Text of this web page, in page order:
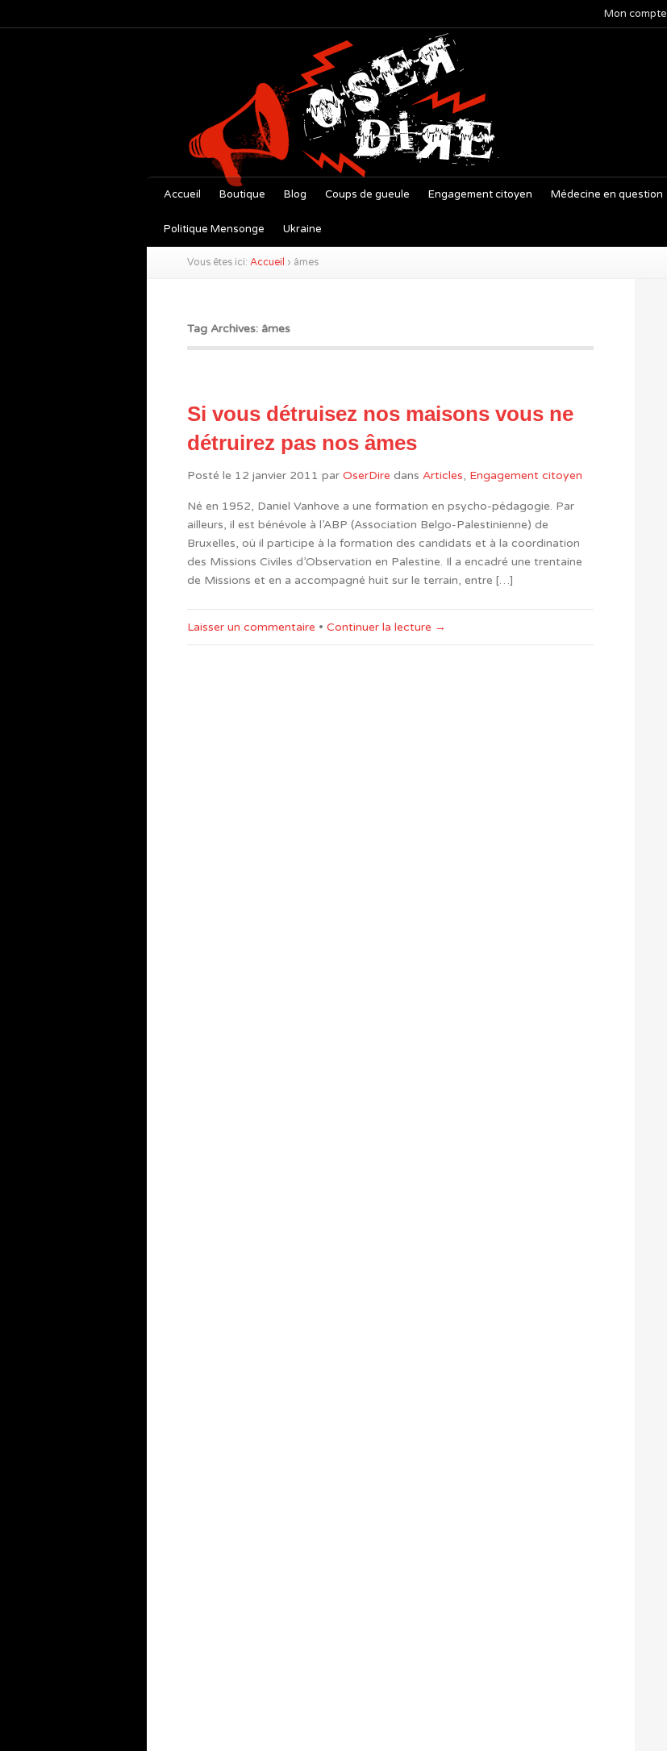
Mon compte
Accueil Boutique Blog Coups de gueule Engagement citoyen Médecine en question
Politique Mensonge Ukraine
Vous êtes ici: Accueil › âmes
Tag Archives: âmes
Si vous détruisez nos maisons vous ne
détruirez pas nos âmes
Posté le 12 janvier 2011 par OserDire dans Articles, Engagement citoyen
Né en 1952, Daniel Vanhove a une formation en psycho-pédagogie. Par
ailleurs, il est bénévole à l’ABP (Association Belgo-Palestinienne) de
Bruxelles, où il participe à la formation des candidats et à la coordination
des Missions Civiles d’Observation en Palestine. Il a encadré une trentaine
de Missions et en a accompagné huit sur le terrain, entre […]
Laisser un commentaire • Continuer la lecture →